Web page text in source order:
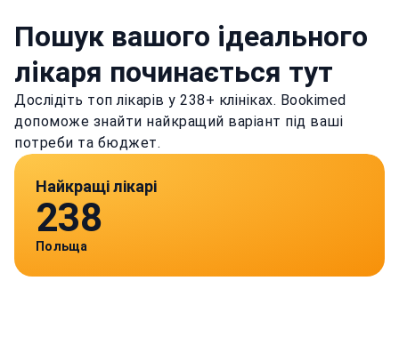
Пошук вашого ідеального
лікаря починається тут
Дослідіть топ лікарів у 238+ клініках. Bookimed
допоможе знайти найкращий варіант під ваші
потреби та бюджет.
Найкращі лікарі
238
Польща